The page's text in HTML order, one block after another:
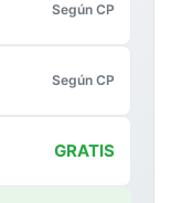
Según CP
Según CP
GRATIS